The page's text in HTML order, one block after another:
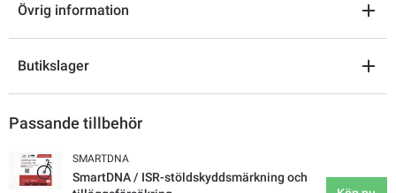
Övrig information
Butikslager
Passande tillbehör
SMARTDNA
SmartDNA / ISR-stöldskyddsmärkning och